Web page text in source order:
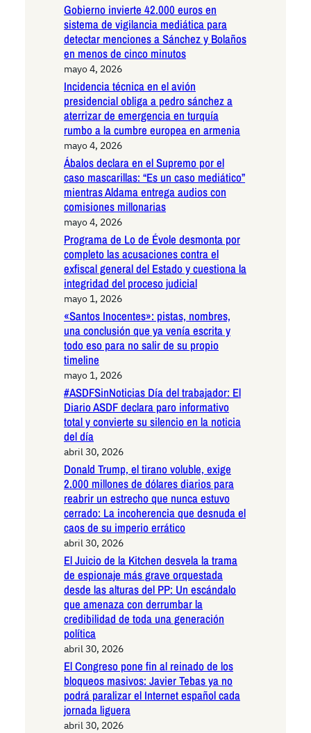
Gobierno invierte 42.000 euros en
sistema de vigilancia mediática para
detectar menciones a Sánchez y Bolaños
en menos de cinco minutos
mayo 4, 2026
Incidencia técnica en el avión
presidencial obliga a pedro sánchez a
aterrizar de emergencia en turquía
rumbo a la cumbre europea en armenia
mayo 4, 2026
Ábalos declara en el Supremo por el
caso mascarillas: “Es un caso mediático”
mientras Aldama entrega audios con
comisiones millonarias
mayo 4, 2026
Programa de Lo de Évole desmonta por
completo las acusaciones contra el
exfiscal general del Estado y cuestiona la
integridad del proceso judicial
mayo 1, 2026
«Santos Inocentes»: pistas, nombres,
una conclusión que ya venía escrita y
todo eso para no salir de su propio
timeline
mayo 1, 2026
#ASDFSinNoticias Día del trabajador: El
Diario ASDF declara paro informativo
total y convierte su silencio en la noticia
del día
abril 30, 2026
Donald Trump, el tirano voluble, exige
2.000 millones de dólares diarios para
reabrir un estrecho que nunca estuvo
cerrado: La incoherencia que desnuda el
caos de su imperio errático
abril 30, 2026
El Juicio de la Kitchen desvela la trama
de espionaje más grave orquestada
desde las alturas del PP: Un escándalo
que amenaza con derrumbar la
credibilidad de toda una generación
política
abril 30, 2026
El Congreso pone fin al reinado de los
bloqueos masivos: Javier Tebas ya no
podrá paralizar el Internet español cada
jornada liguera
abril 30, 2026